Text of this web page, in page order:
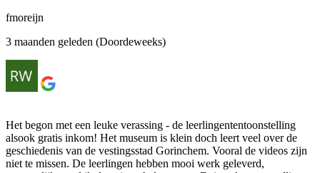
fmoreijn
3 maanden geleden (Doordeweeks)
Het begon met een leuke verassing - de leerlingententoonstelling
alsook gratis inkom! Het museum is klein doch leert veel over de
geschiedenis van de vestingsstad Gorinchem. Vooral de videos zijn
niet te missen. De leerlingen hebben mooi werk geleverd,